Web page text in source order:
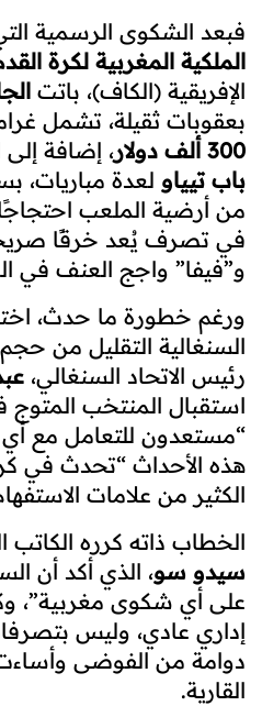
فبعد الشكوى الرسمية
الملكية المغربية لكرة
الإفريقية (الكاف)، باتت
بعقوبات ثقيلة، تشمل
300 ألف دولار
، إضافة
باب تيياو لعدة مباريات،
من أرضية الملعب
في تصرف يُعد خرقًا
و”فيفا” واجج العنف في
ورغم خطورة ما حدث،
السنغالية التقليل من
رئيس الاتحاد السنغالي،
استقبال المنتخب المتوج
“مستعدون للتعامل مع أي
هذه الأحداث “تحدث في
الكثير من علامات
الخطاب ذاته كرره الكاتب
سيدو سو، الذي أكد أن
على أي شكوى مغربية”،
إداري عادي، وليس
دوامة من الفوضى
القارية.